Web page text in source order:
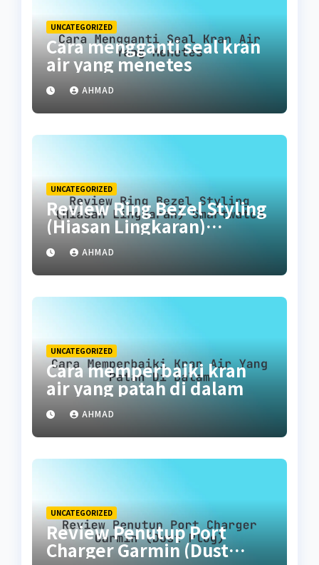
UNCATEGORIZED
Cara mengganti seal kran
air yang menetes
AHMAD
UNCATEGORIZED
Review Ring Bezel Styling
(Hiasan Lingkaran)
Smartwatch
AHMAD
UNCATEGORIZED
Cara memperbaiki kran
air yang patah di dalam
AHMAD
UNCATEGORIZED
Review Penutup Port
Charger Garmin (Dust